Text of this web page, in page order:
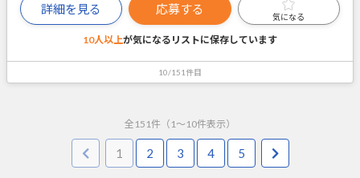
詳細を見る 応募する
気になる
10人以上が気になるリストに保存しています
10/151件目
全 151件（ 1 ～ 10件表示）
1 2 3 4 5